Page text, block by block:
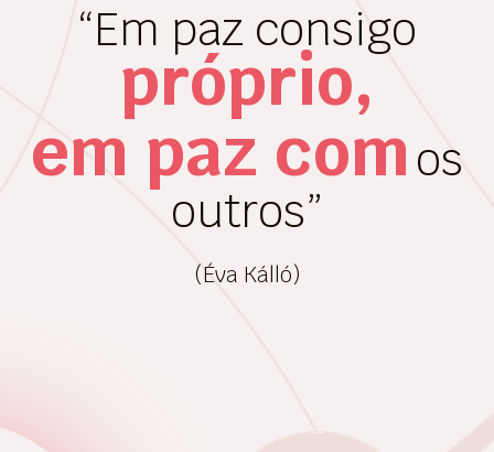
“Em paz consigo
próprio,
em paz com os
outros”
(Éva Kálló)